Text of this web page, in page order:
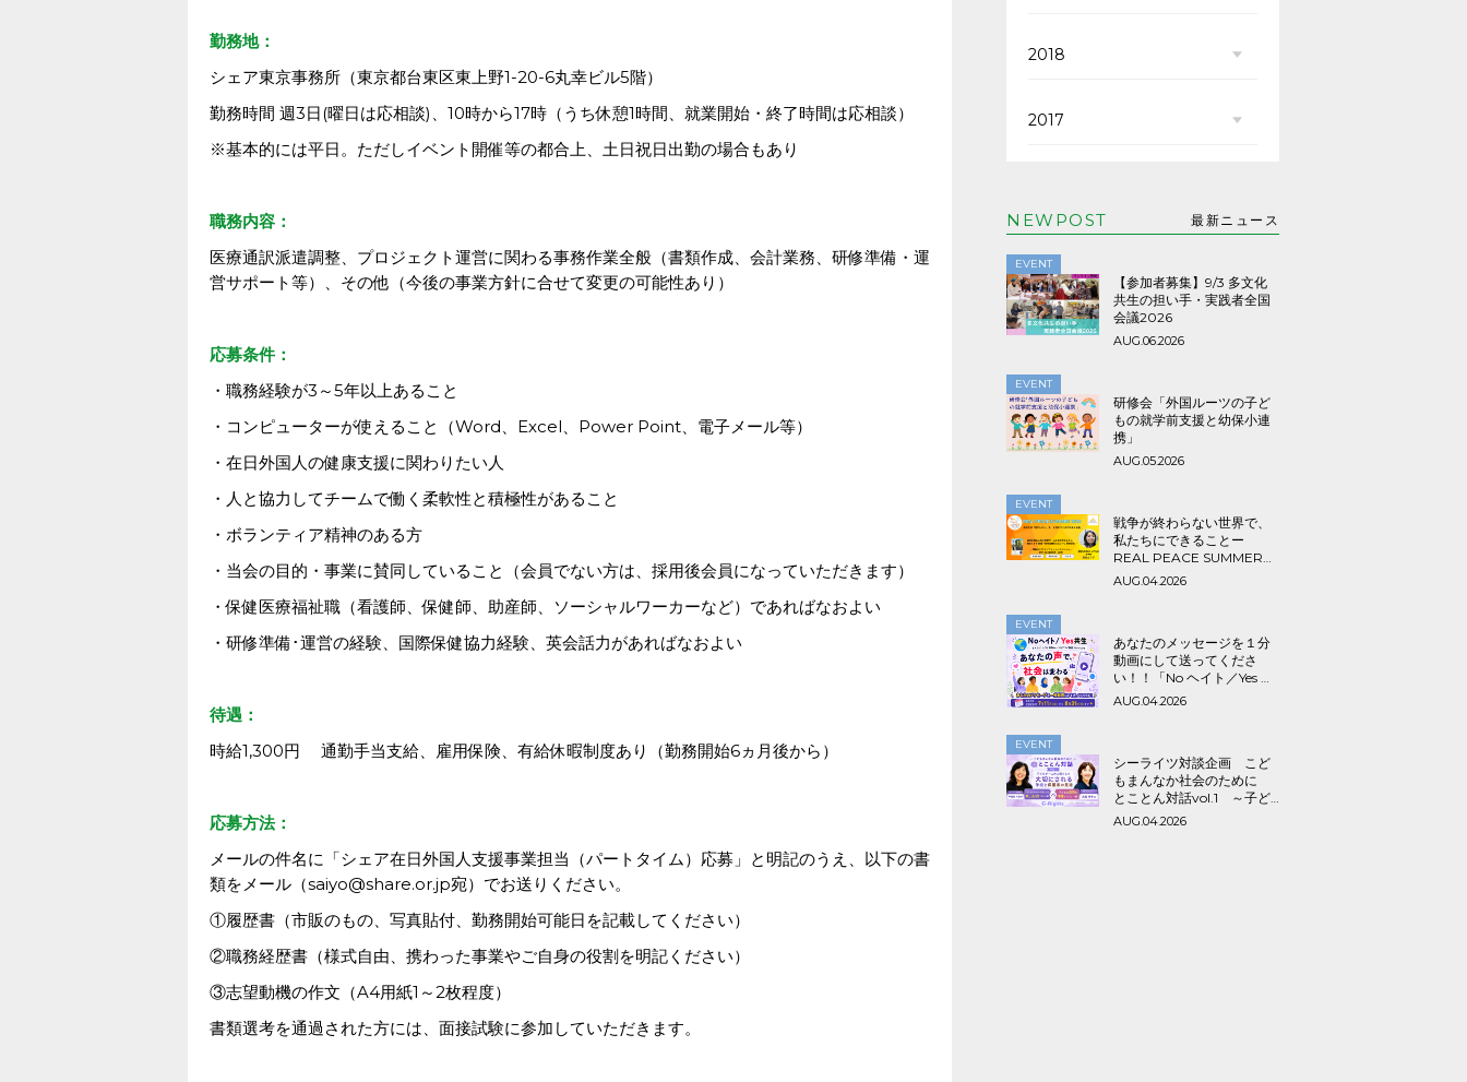
勤務地：
シェア東京事務所（東京都台東区東上野1-20-6丸幸ビル5階）
勤務時間 週3日(曜日は応相談)、10時から17時（うち休憩1時間、就業開始・終了時間は応相談）
※基本的には平日。ただしイベント開催等の都合上、土日祝日出勤の場合もあり
職務内容：
医療通訳派遣調整、プロジェクト運営に関わる事務作業全般（書類作成、会計業務、研修準備・運
営サポート等）、その他（今後の事業方針に合せて変更の可能性あり）
応募条件：
・職務経験が3～5年以上あること
・コンピューターが使えること（Word、Excel、Power Point、電子メール等）
・在日外国人の健康支援に関わりたい人
・人と協力してチームで働く柔軟性と積極性があること
・ボランティア精神のある方
・当会の目的・事業に賛同していること（会員でない方は、採用後会員になっていただきます）
・保健医療福祉職（看護師、保健師、助産師、ソーシャルワーカーなど）であればなおよい
・研修準備･運営の経験、国際保健協力経験、英会話力があればなおよい
待遇：
時給1,300円 通勤手当支給、雇用保険、有給休暇制度あり（勤務開始6ヵ月後から）
応募方法：
メールの件名に「シェア在日外国人支援事業担当（パートタイム）応募」と明記のうえ、以下の書
類をメール（saiyo@share.or.jp宛）でお送りください。
①履歴書（市販のもの、写真貼付、勤務開始可能日を記載してください）
②職務経歴書（様式自由、携わった事業やご自身の役割を明記ください）
③志望動機の作文（A4用紙1～2枚程度）
書類選考を通過された方には、面接試験に参加していただきます。
2018
2017
NEWPOST 最新ニュース
EVENT
【参加者募集】9/3 多文化
共生の担い手・実践者全国
会議2026
AUG.06.2026
EVENT
研修会「外国ルーツの子ど
もの就学前支援と幼保小連
携」
AUG.05.2026
EVENT
戦争が終わらない世界で、
私たちにできることー
REAL PEACE SUMMER
2026
AUG.04.2026
EVENT
あなたのメッセージを１分
動画にして送ってくださ
い！！「No ヘイト／Yes 共
生～みんなでつくる海外ル
AUG.04.2026
EVENT
シーライツ対談企画 こど
もまんなか社会のために
とことん対話vol.1 ～子ど
もが一人の人間として大切
AUG.04.2026